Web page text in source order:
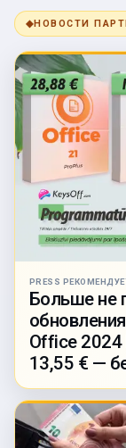
◆НОВОСТИ
PRESS
Больше не
Office 2024
13,55 € —